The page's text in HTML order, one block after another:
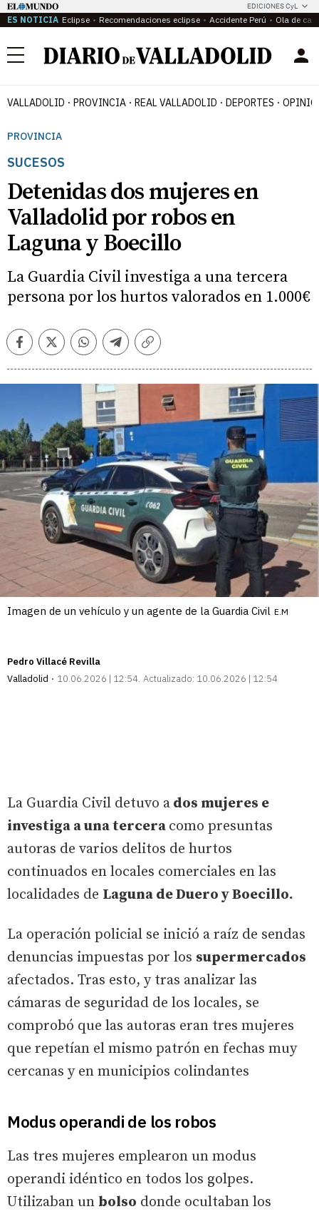
EDICIONES CyL
ES NOTICIA Eclipse Recomendaciones eclipse Accidente Perú Ola de
Menú
VALLADOLID PROVINCIA REAL VALLADOLID DEPORTES
PROVINCIA
SUCESOS
Detenidas dos mujeres en
Valladolid por robos en
Laguna y Boecillo
La Guardia Civil investiga a una tercera
persona por los hurtos valorados en 1.000€
FacebookTwitterWhatsappTelegramCopiar
Imagen de un vehículo y un agente de la Guardia Civil E.M
Pedro Villacé Revilla
Valladolid
10.06.2026 | 12:54 Actualizado: 10.06.2026 | 12:54
La Guardia Civil detuvo a dos mujeres e
investiga a una tercera como presuntas
autoras de varios delitos de hurtos
continuados en locales comerciales en las
localidades de Laguna de Duero y Boecillo.
La operación policial se inició a raíz de sendas
denuncias impuestas por los supermercados
afectados. Tras esto, y tras analizar las
cámaras de seguridad de los locales, se
comprobó que las autoras eran tres mujeres
que repetían el mismo patrón en fechas muy
cercanas y en municipios colindantes
Modus operandi de los robos
Las tres mujeres emplearon un modus
operandi idéntico en todos los golpes.
Utilizaban un bolso donde ocultaban los